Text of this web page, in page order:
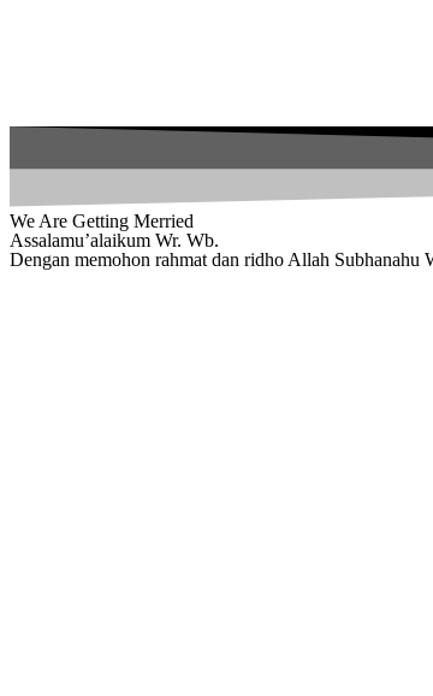
We Are Getting Merried
Assalamu’alaikum Wr. Wb.
Dengan memohon rahmat dan ridho Allah Subhanahu